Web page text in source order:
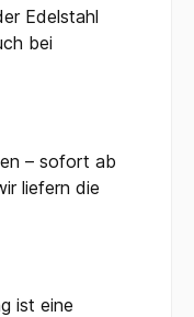
Edelstahl
bei
– sofort ab
liefern die
ist eine